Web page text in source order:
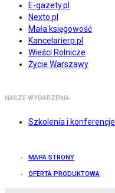
E-gazety.pl
Nexto.pl
Mała księgowość
Kancelarierp.pl
Wieści Rolnicze
Życie Warszawy
NASZE WYDARZENIA
Szkolenia i konferencje
MAPA STRONY
OFERTA PRODUKTOWA